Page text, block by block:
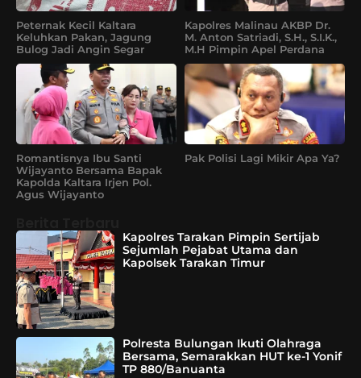
Peternak Kecil Kaltara
Keluhkan Pakan, Jagung
Bulog Jadi Angin Segar
Kapolres Malinau AKBP Dr.
M. Anton Satriadi, S.H., S.I.K.,
M.H Pimpin Apel Perdana
Romantisnya Ibu Santi
Wijayanto Bersama Bapak
Kapolda Kaltara Irjen Pol.
Agus Wijayanto
Pak Polisi Lagi Mikir Apa Ya?
Kapolres Tarakan Pimpin Sertijab
Sejumlah Pejabat Utama dan
Kapolsek Tarakan Timur
Polresta Bulungan Ikuti Olahraga
Bersama, Semarakkan HUT ke-1 Yonif
TP 880/Banuanta